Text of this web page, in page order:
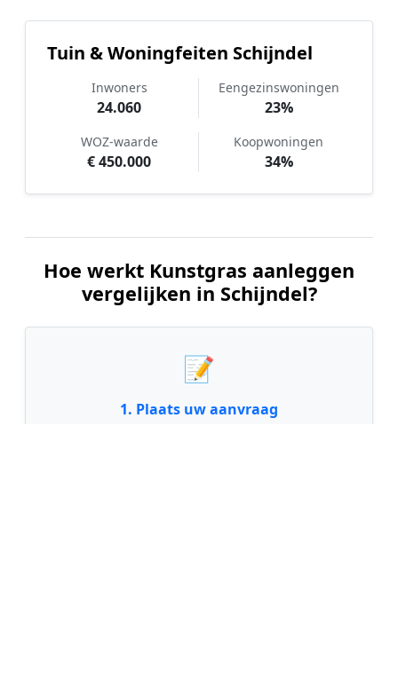
Tuin & Woningfeiten Schijndel
Inwoners
24.060
Eengezinswoningen
23%
WOZ-waarde
€ 450.000
Koopwoningen
34%
Hoe werkt Kunstgras aanleggen
vergelijken in Schijndel?
📝
1. Plaats uw aanvraag